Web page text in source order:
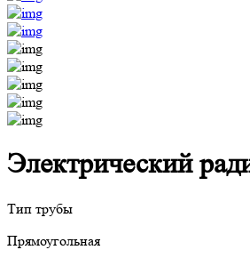
Электрический
Тип трубы
Прямоугольная